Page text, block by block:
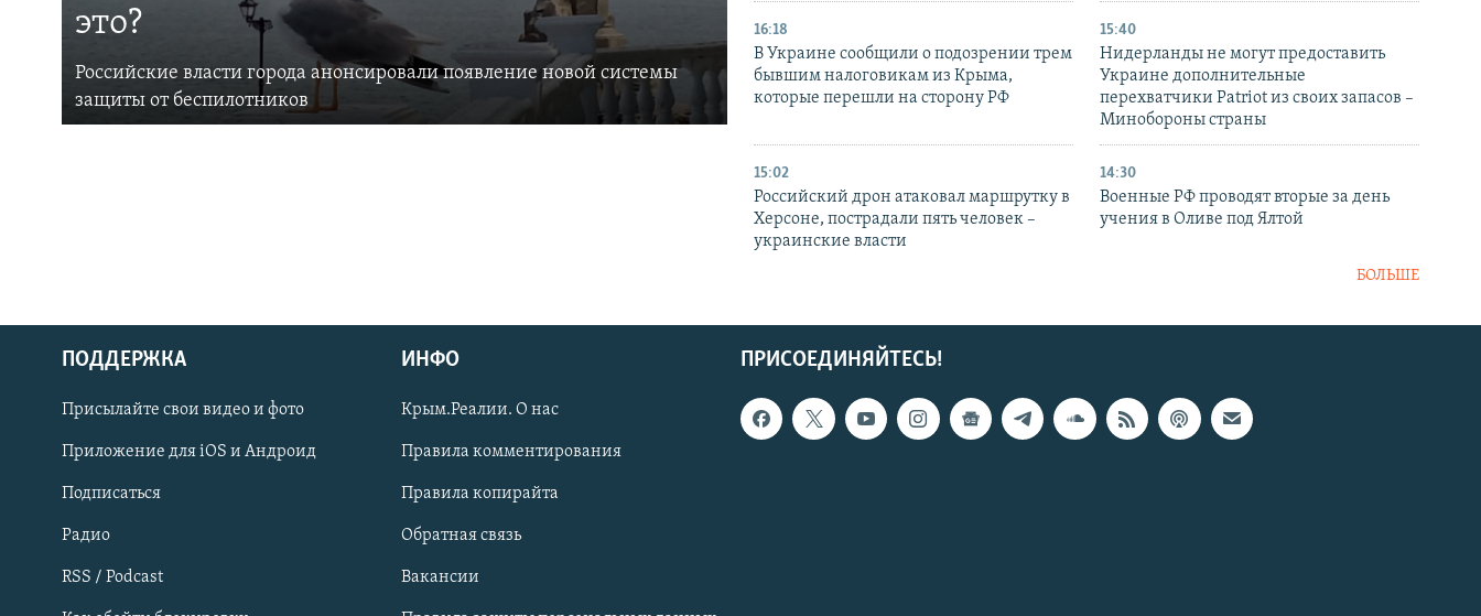
Українською
Qırımtatar
ПРИСОЕДИНЯЙТЕСЬ!
это?
Российские власти города анонсировали появление новой системы
защиты от беспилотников
16:18
В Украине сообщили о подозрении трем
бывшим налоговикам из Крыма,
которые перешли на сторону РФ
15:40
Нидерланды не могут предоставить
Украине дополнительные
перехватчики Patriot из своих запасов –
Минобороны страны
15:02
Российский дрон атаковал маршрутку в
Херсоне, пострадали пять человек –
украинские власти
14:30
Военные РФ проводят вторые за день
учения в Оливе под Ялтой
БОЛЬШЕ
ПРИСОЕДИНЯЙТЕСЬ!
ПОДДЕРЖКА
Присылайте свои видео и фото
Приложение для iOS и Андроид
Подписаться
Радио
RSS / Podcast
ИНФО
Крым.Реалии. О нас
Правила комментирования
Правила копирайта
Обратная связь
Вакансии